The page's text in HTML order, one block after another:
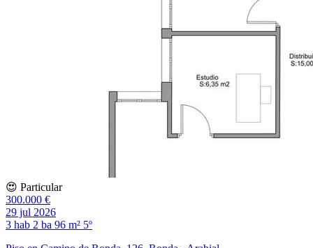
😍 Particular
300.000 €
29 jul 2026
3 hab 2 ba 96 m² 5º